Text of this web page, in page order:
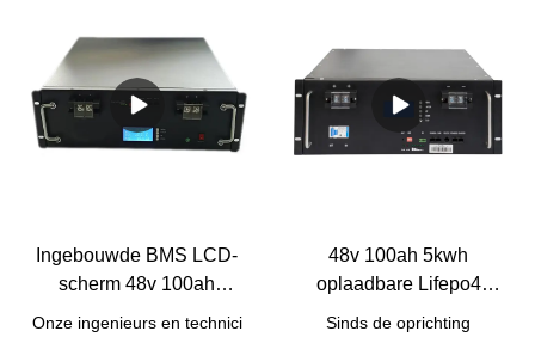
48v 50ah lithium-ion
oplaadbare batterij met
ingebouwde BMS onder de
knie. Dankzij de
hoogwaardige
gebied (en) van lithium-
ionbatterijen.
dus al gebruikt in een breed
scala aan toepassingen,
zoals lithium-ionbatterijen.
Ingebouwde BMS LCD-
scherm 48v 100ah
lithium-ionfosfaatbatterij
Onze ingenieurs en technici
48v 100ah 5kwh
oplaadbare Lifepo4
lithium-ionbatterij voor
Sinds de oprichting